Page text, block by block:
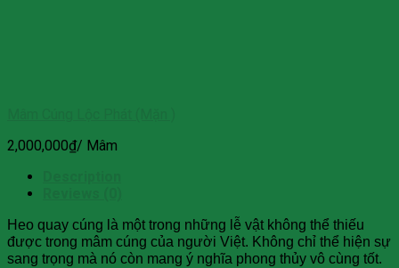
2,000,000₫/ Mâm
Heo quay cúng là một trong những lễ vật không thể thiếu
được trong mâm cúng của người Việt. Không chỉ thể hiện sự
sang trọng mà nó còn mang ý nghĩa phong thủy vô cùng tốt.